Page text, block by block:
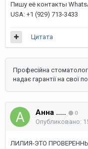
Пишу её контакты
USA: +1 (929) 713-3433
Цитата
Професійна
надає гарантії на свої
Анна ..... 0
Опубликовано:
ЛИЛИЯ-ЭТО